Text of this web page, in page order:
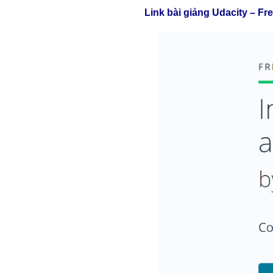
Link bài giảng Udacity –